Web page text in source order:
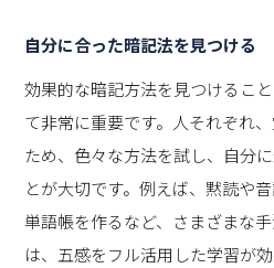
自分に合った暗記法を見つける
効果的な暗記方法を見つけるこ
て非常に重要です。人それぞれ
ため、色々な方法を試し、自分
とが大切です。例えば、黙読や
単語帳を作るなど、さまざまな
は、五感をフル活用した学習が